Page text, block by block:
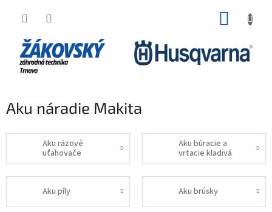
Aku náradie Makita
Aku rázové
uťahovače
Aku búracie a
vrtacie kladivá
Aku píly Aku brúsky